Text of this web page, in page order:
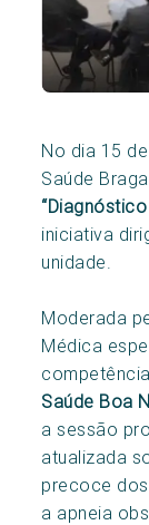
No dia 15
Saúde
iniciativa
unidade.
Moderada
Médica
Saúde Boa
a sessão
atualizada
precoce
a apneia